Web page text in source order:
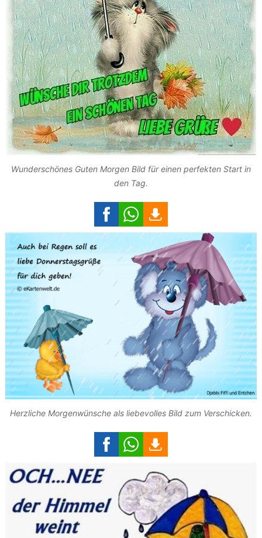
Wunderschönes Guten Morgen Bild für einen perfekten Start in
den Tag.
Herzliche Morgenwünsche als liebevolles Bild zum Verschicken.